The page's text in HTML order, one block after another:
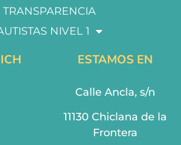
TRANSPARENCIA
NIVEL 1
ESTAMOS EN
Calle Ancla, s/n
11130 Chiclana de la
Frontera